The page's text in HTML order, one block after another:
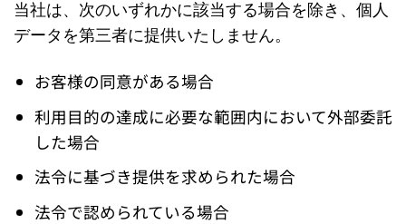
当社は、次のいずれかに該当する場合を除き、個人
データを第三者に提供いたしません。
お客様の同意がある場合
利用目的の達成に必要な範囲内において外部委託
した場合
法令に基づき提供を求められた場合
法令で認められている場合